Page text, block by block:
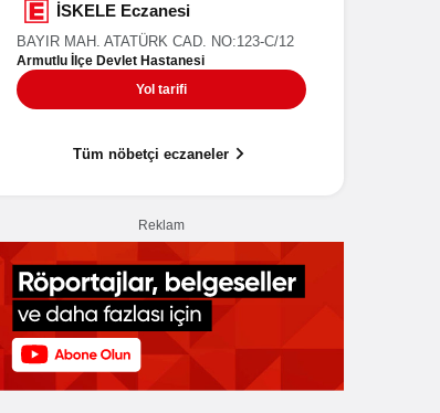
UMUT Eczanesi
HÜRRİYET MAH. BAĞDAT CAD. NO:32/3
Ara Yol tarifi